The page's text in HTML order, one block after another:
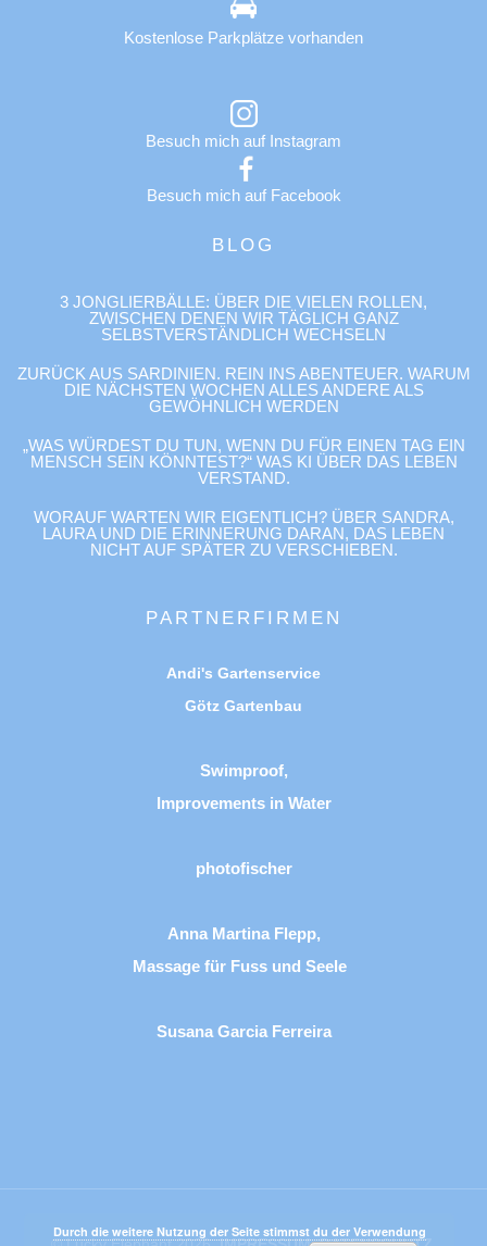
Kostenlose Parkplätze vorhanden
Besuch mich auf Instagram
Besuch mich auf Facebook
BLOG
3 JONGLIERBÄLLE: ÜBER DIE VIELEN ROLLEN,
ZWISCHEN DENEN WIR TÄGLICH GANZ
SELBSTVERSTÄNDLICH WECHSELN
ZURÜCK AUS SARDINIEN. REIN INS ABENTEUER. WARUM
DIE NÄCHSTEN WOCHEN ALLES ANDERE ALS
GEWÖHNLICH WERDEN
„WAS WÜRDEST DU TUN, WENN DU FÜR EINEN TAG EIN
MENSCH SEIN KÖNNTEST?“ WAS KI ÜBER DAS LEBEN
VERSTAND.
WORAUF WARTEN WIR EIGENTLICH? ÜBER SANDRA,
LAURA UND DIE ERINNERUNG DARAN, DAS LEBEN
NICHT AUF SPÄTER ZU VERSCHIEBEN.
PARTNERFIRMEN
Andi's Gartenservice
Götz Gartenbau
Swimproof,
Improvements in Water
photofischer
Anna Martina Flepp,
Massage für Fuss und Seele
Susana Garcia Ferreira
Durch die weitere Nutzung der Seite stimmst du der Verwendung